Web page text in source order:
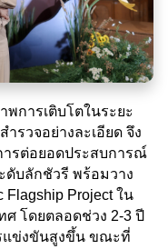
พการเติบโตในระยะ
รวจอย่างละเอียด จึง
ารต่อยอดประสบการณ์
บลักชัวรี พร้อมวาง
Flagship Project ใน
ศ โดยตลอดช่วง 2-3 ปี
แข่งขันสูงขึ้น ขณะที่